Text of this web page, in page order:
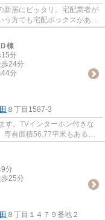
新居にピッタリ。宅配業者が
う方でも宅配ボックスがある
棟
15分
歩24分
44分
８丁目1587-3
す。TVインターホン付きな
専有面積56.77平米もある
が使...
9分
歩25分
８丁目１４７９番地２